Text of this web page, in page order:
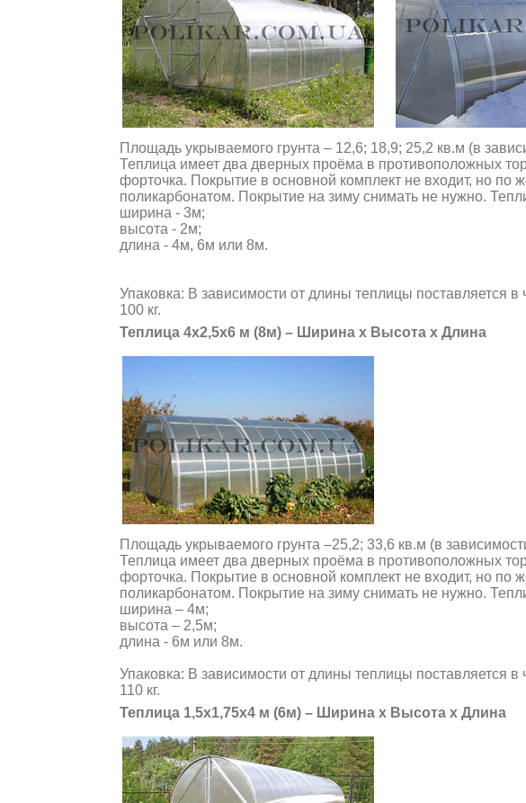
Площадь укрываемого грунта – 12,6; 18,9; 25,2 кв.м (в
Теплица имеет два дверных проёма в противоположных
форточка. Покрытие в основной комплект не входит, но по
поликарбонатом. Покрытие на зиму снимать не нужно.
ширина - 3м;
высота - 2м;
длина - 4м, 6м или 8м.
Упаковка: В зависимости от длины теплицы поставляется
100 кг.
Теплица 4х2,5х6 м (8м) – Ширина х Высота х Длина
Площадь укрываемого грунта –25,2; 33,6 кв.м (в
Теплица имеет два дверных проёма в противоположных
форточка. Покрытие в основной комплект не входит, но по
поликарбонатом. Покрытие на зиму снимать не нужно.
ширина – 4м;
высота – 2,5м;
длина - 6м или 8м.
Упаковка: В зависимости от длины теплицы поставляется
110 кг.
Теплица 1,5х1,75х4 м (6м) – Ширина х Высота х Длина